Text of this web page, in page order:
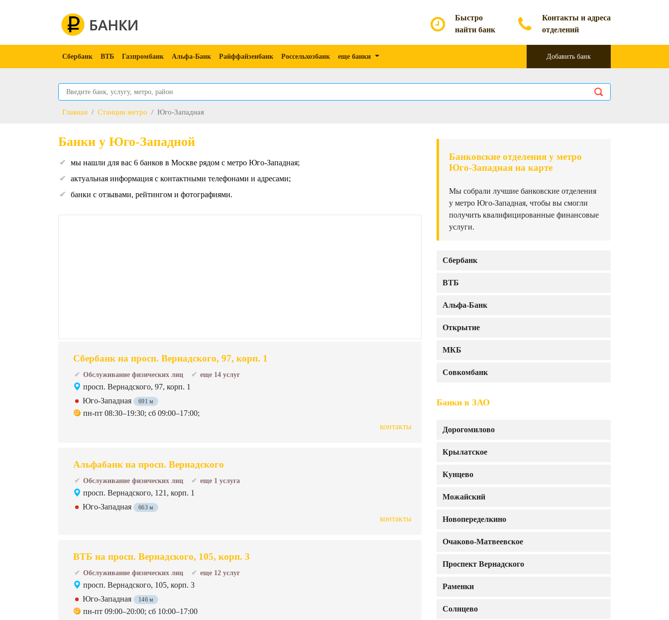
Быстро
найти банк
Контакты и адреса
отделений
Сбербанк ВТБ Газпромбанк Альфа-Банк Райффайзенбанк Россельхозбанк еще банки Добавить банк
Главная Станции метро Юго-Западная
Банковские отделения у метро
Юго-Западная на карте
Мы собрали лучшие банковские отделения
у метро Юго-Западная, чтобы вы смогли
получить квалифицированные финансовые
услуги.
Сбербанк
ВТБ
Альфа-Банк
Открытие
МКБ
Совкомбанк
Банки в ЗАО
Дорогомилово
Крылатское
Кунцево
Можайский
Новопеределкино
Очаково-Матвеевское
Проспект Вернадского
Раменки
Солнцево
Банки у Юго-Западной
мы нашли для вас 6 банков в Москве рядом с метро Юго-Западная;
актуальная информация с контактными телефонами и адресами;
банки с отзывами, рейтингом и фотографиями.
Сбербанк на просп. Вернадского, 97, корп. 1
Обслуживание физических лиц еще 14 услуг
просп. Вернадского, 97, корп. 1
Юго-Западная
691 м
пн-пт 08:30–19:30; сб 09:00–17:00;
контакты
Альфабанк на просп. Вернадского
Обслуживание физических лиц еще 1 услуга
просп. Вернадского, 121, корп. 1
Юго-Западная
663 м
контакты
ВТБ на просп. Вернадского, 105, корп. 3
Обслуживание физических лиц еще 12 услуг
просп. Вернадского, 105, корп. 3
Юго-Западная
146 м
пн-пт 09:00–20:00; сб 10:00–17:00